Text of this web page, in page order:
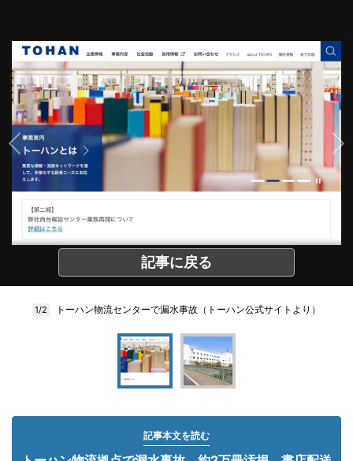
記事に戻る
1/2 トーハン物流センターで漏水事故（トーハン公式サイトより）
記事本文を読む